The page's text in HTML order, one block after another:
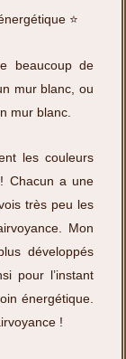
⭐️
beaucoup de
mur blanc, ou
mur blanc.
les couleurs
Chacun a une
très peu les
Mon
développés
pour l’instant
énergétique.
!